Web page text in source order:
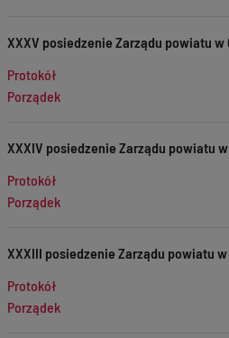
XXXV posiedzenie Zarządu powiatu w
Protokół
Porządek
XXXIV posiedzenie Zarządu powiatu w
Protokół
Porządek
XXXIII posiedzenie Zarządu powiatu
Protokół
Porządek